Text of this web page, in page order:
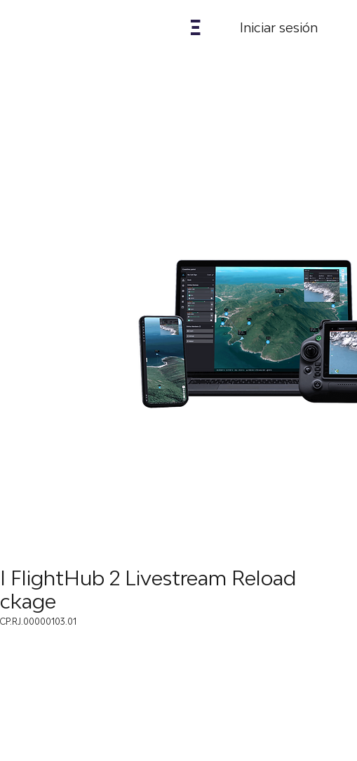
𝝣 Iniciar sesión
FlightHub 2 Livestream Reload